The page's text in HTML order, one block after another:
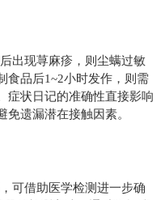
出现荨麻疹，则尘螨过敏
食品后1~2小时发作，则需
症状日记的准确性直接影响
遗漏潜在接触因素。
可借助医学检测进一步确